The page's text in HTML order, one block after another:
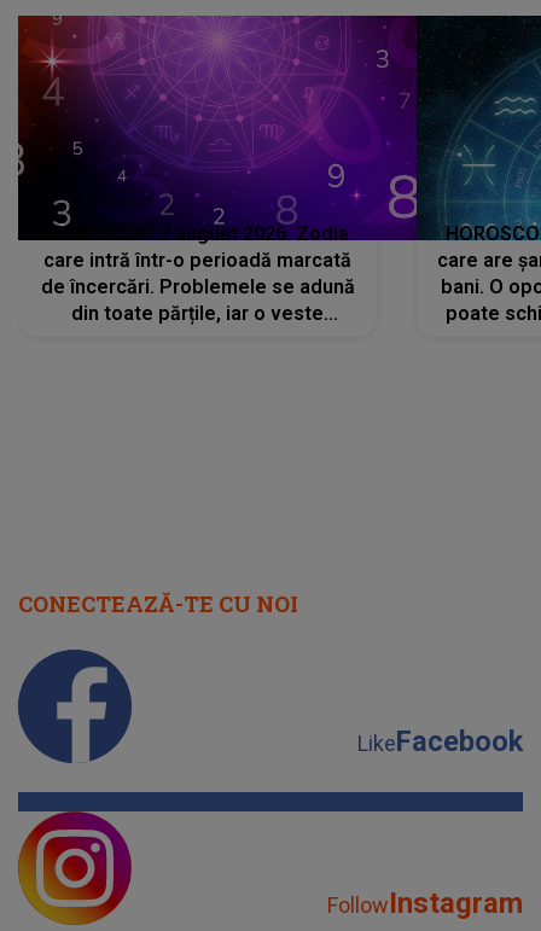
HOROSCOP 7 august 2026. Zodia
care intră într-o perioadă marcată
de încercări. Problemele se adună
din toate părțile, iar o veste
care are
bani. O
poate
CONECTEAZĂ-TE CU NOI
LikeFacebook
FollowInstagram